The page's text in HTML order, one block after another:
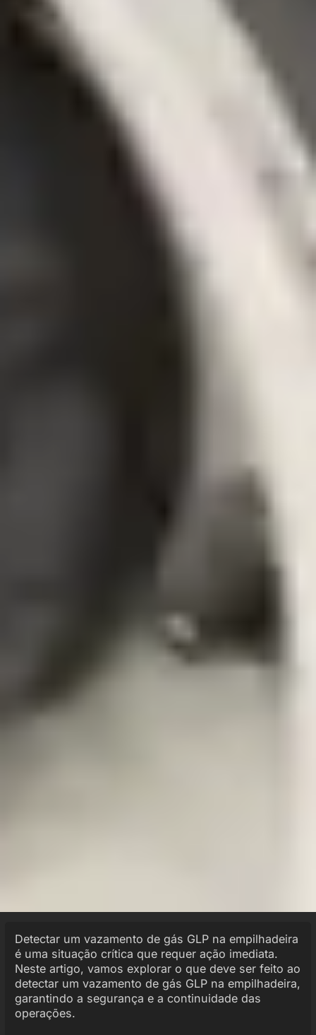
Detectar um vazamento de gás GLP na empilhadeira
é uma situação crítica que requer ação imediata.
Neste artigo, vamos explorar o que deve ser feito ao
detectar um vazamento de gás GLP na empilhadeira,
garantindo a segurança e a continuidade das
operações.